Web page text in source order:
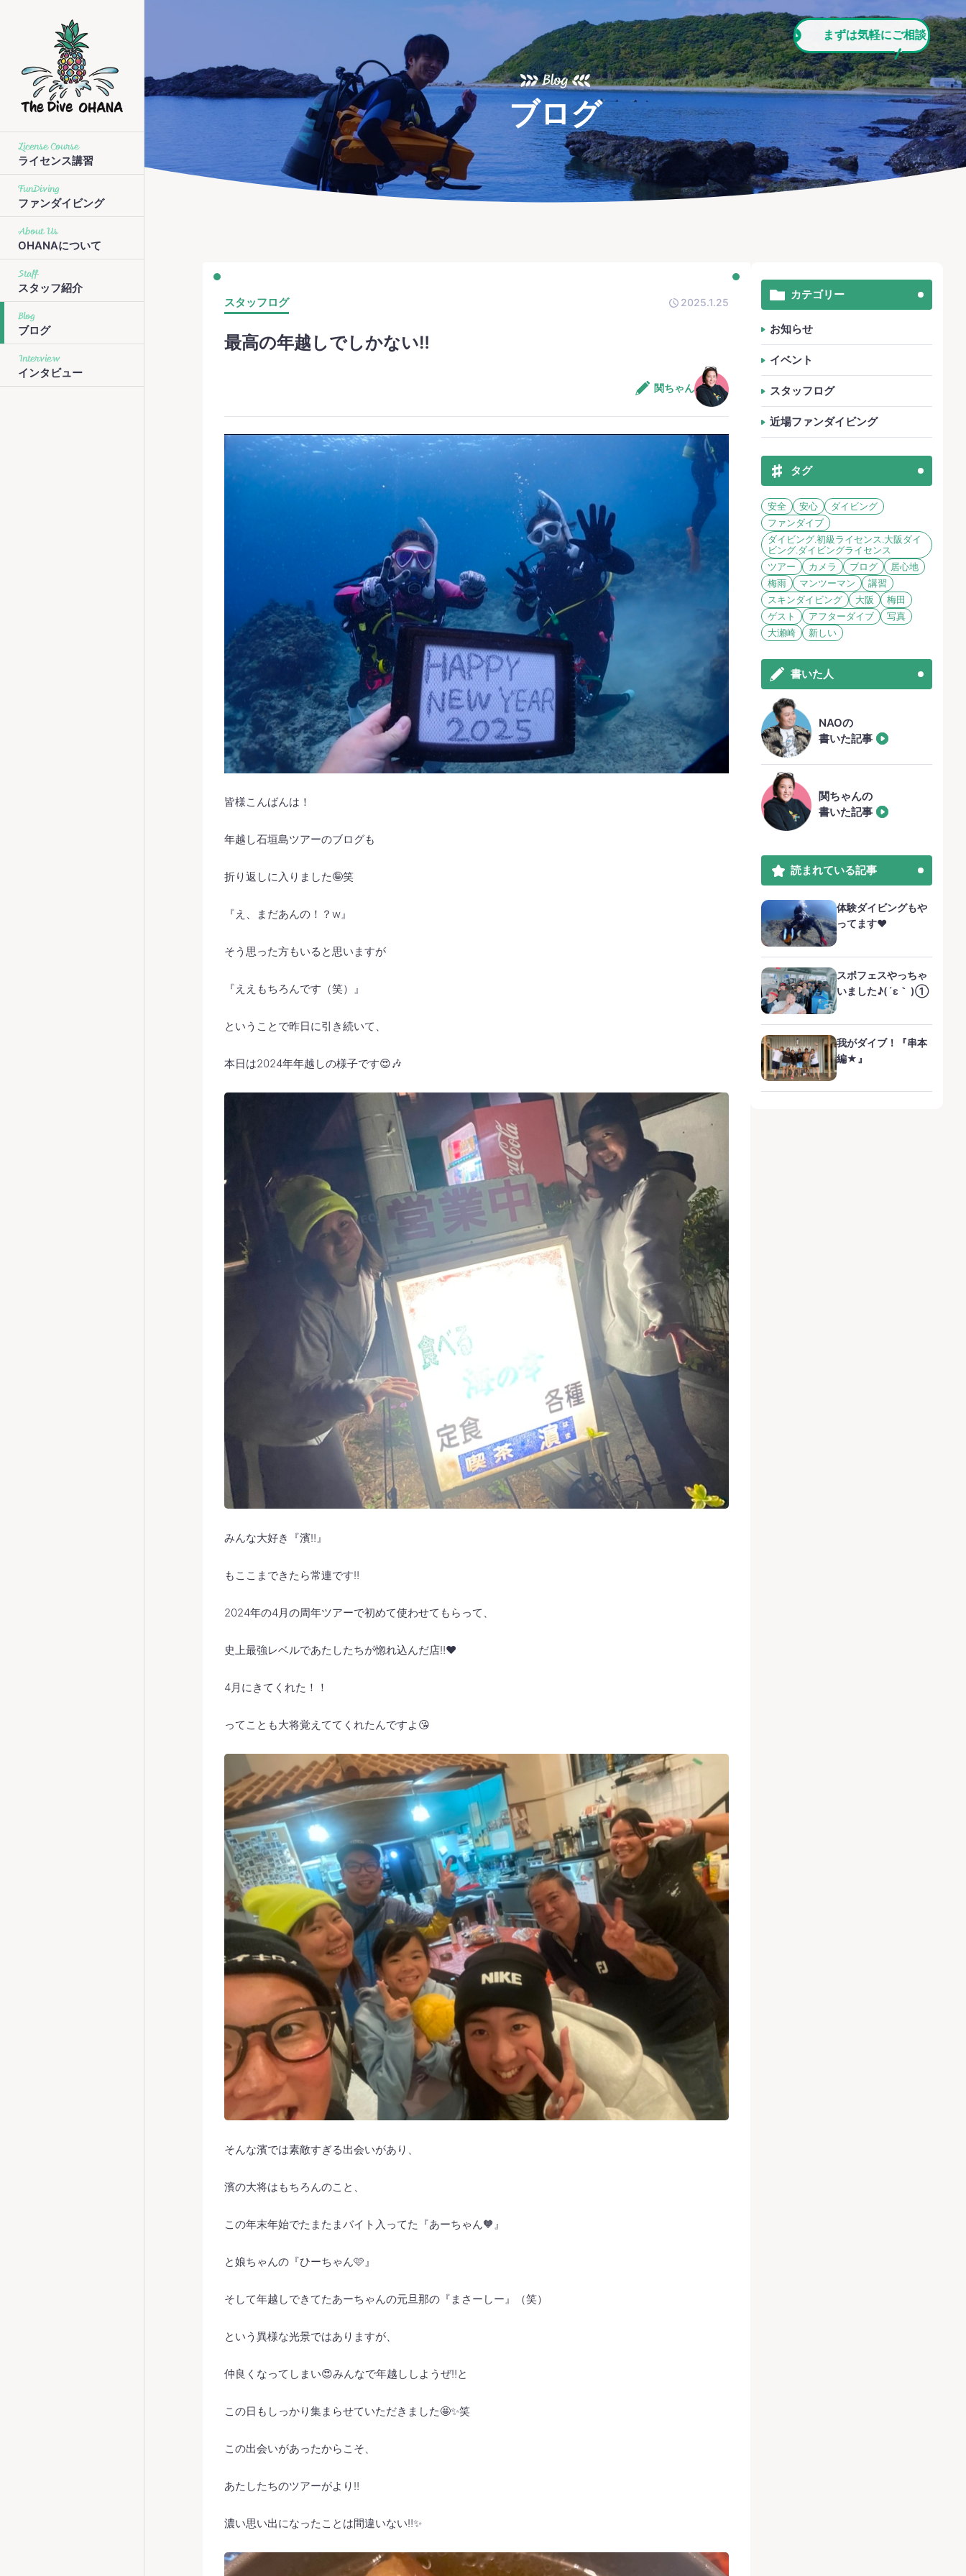
License Course
ライセンス講習
FunDiving
ファンダイビング
About Us
OHANAについて
Staff
スタッフ紹介
Blog
ブログ
Interview
インタビュー
ま
まずは気軽にご相談ください!!
Blog
ブログ
スタッフログ 2025.1.25
最高の年越しでしかない‼️
関ちゃん
皆様こんばんは！
年越し石垣島ツアーのブログも
折り返しに入りました🤪笑
『え、まだあんの！？w』
そう思った方もいると思いますが
『ええもちろんです（笑）』
ということで昨日に引き続いて、
本日は2024年年越しの様子です😍🎶
みんな大好き『濱‼️』
もここまできたら常連です‼️
2024年の4月の周年ツアーで初めて使わせてもらって、
史上最強レベルであたしたちが惚れ込んだ店‼️❤️
4月にきてくれた！！
ってことも大将覚えててくれたんですよ😘
そんな濱では素敵すぎる出会いがあり、
濱の大将はもちろんのこと、
この年末年始でたまたまバイト入ってた『あーちゃん🧡』
と娘ちゃんの『ひーちゃん🩷』
そして年越しできてたあーちゃんの元旦那の『まさーしー』（笑）
という異様な光景ではありますが、
仲良くなってしまい😍みんなで年越ししようぜ‼️と
この日もしっかり集まらせていただきました🤩✨笑
この出会いがあったからこそ、
あたしたちのツアーがより‼️
濃い思い出になったことは間違いない‼️✨
カテゴリー
お知らせ
イベント
スタッフログ
近場ファンダイビング
タグ
安全 安心
ダイビング
ファンダイブ
ダイビング.初級ライセンス.大阪ダイ
ビング.ダイビングライセンス
ツアー
カメラ ブログ
居心地
梅雨
マンツーマン
講習
スキンダイビング
大阪
梅田
ゲスト
アフターダイブ
写真
大瀬崎
新しい
書いた人
NAOの
書いた記事
関ちゃんの
書いた記事
読まれている記事
体験ダイビングもや
ってます❤️
スポフェスやっちゃ
いました♪(´ε｀ )①
我がダイブ！『串本
編★』